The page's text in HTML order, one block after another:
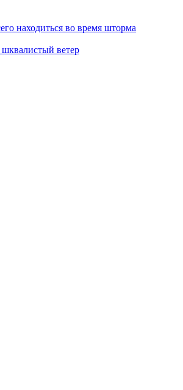
находиться во время шторма
ветер